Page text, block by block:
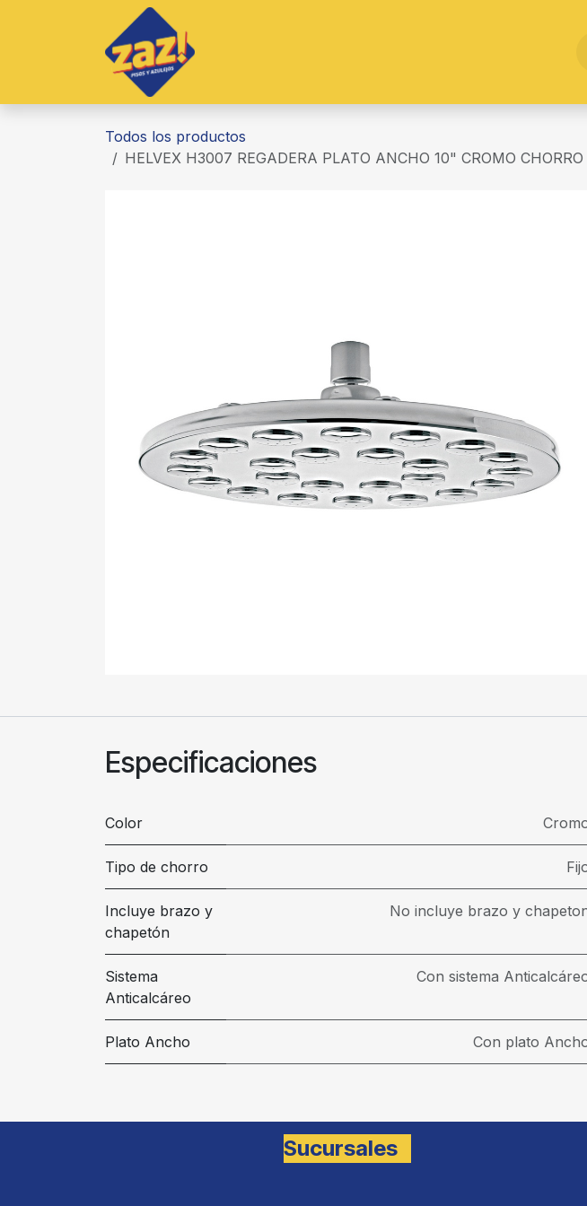
Todos los productos
HELVEX H3007 REGADERA PLATO ANCHO 10" CROMO
Especificaciones
Color
Tipo de chorro
Incluye brazo y
chapetón
No incluye brazo y
Sistema
Anticalcáreo
Con sistema
Plato Ancho Con plato
Sucursales